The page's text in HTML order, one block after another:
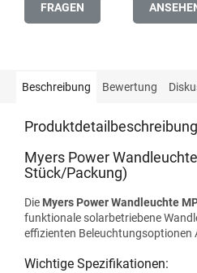
FRAGEN
Beschreibung Bewertung
Produktdetailbeschreibung
Myers Power
Stück/Packung)
Die Myers Power Wandleuchte
funktionale solarbetriebene
effizienten Beleuchtungsoptionen
Wichtige Spezifikationen: